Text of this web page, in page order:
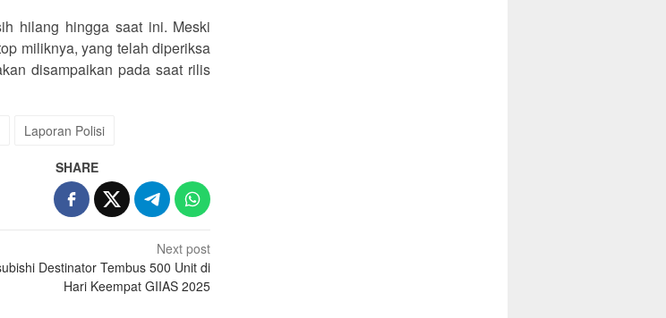
hilang hingga saat ini. Meski
miliknya, yang telah diperiksa
disampaikan pada saat rilis
Laporan Polisi
SHARE
Next post
Destinator Tembus 500 Unit di
Hari Keempat GIIAS 2025